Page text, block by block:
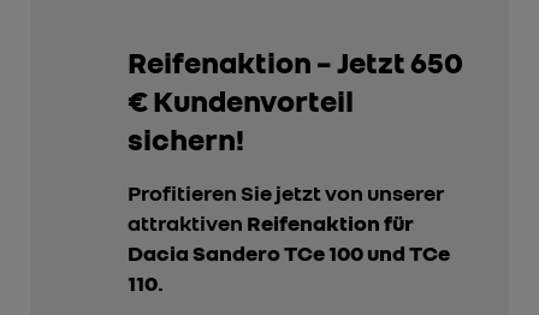
Reifenaktion – Jetzt 650
€ Kundenvorteil
sichern!
Profitieren Sie jetzt von unserer
attraktiven Reifenaktion für
Dacia Sandero TCe 100 und TCe
110.